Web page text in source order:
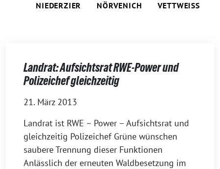
NIEDERZIER
NÖRVENICH VETTWEISS
Landrat: Aufsichtsrat RWE-Power und
Polizeichef gleichzeitig
21. März 2013
Landrat ist RWE – Power – Aufsichtsrat und
gleichzeitig Polizeichef Grüne wünschen
saubere Trennung dieser Funktionen
Anlässlich der erneuten Waldbesetzung im